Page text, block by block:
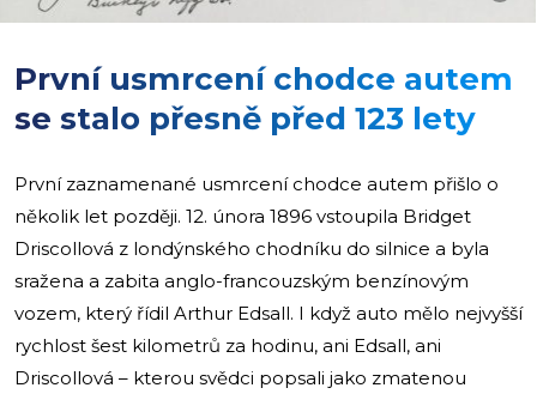
První usmrcení chodce autem
se stalo přesně před 123 lety
První zaznamenané usmrcení chodce autem přišlo o
několik let později. 12. února 1896 vstoupila Bridget
Driscollová z londýnského chodníku do silnice a byla
sražena a zabita anglo-francouzským benzínovým
vozem, který řídil Arthur Edsall. I když auto mělo nejvyšší
rychlost šest kilometrů za hodinu, ani Edsall, ani
Driscollová – kterou svědci popsali jako zmatenou